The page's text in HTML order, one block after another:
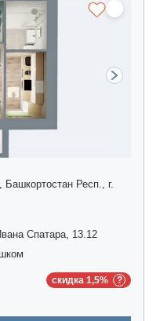
Респ., г.
Спатара, 13.12
скидка 1,5%